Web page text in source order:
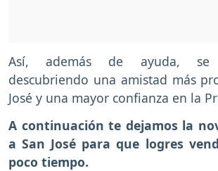
Así, además de ayuda, se
descubriendo una amistad más
José y una mayor confianza en la
A continuación te dejamos la
a San José para que logres
poco tiempo.